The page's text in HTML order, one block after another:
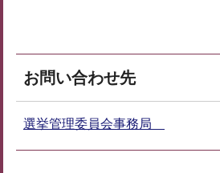
お問い合わせ先
選挙管理委員会事務局